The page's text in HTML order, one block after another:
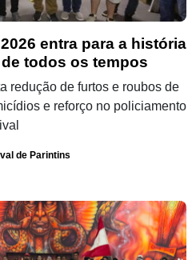
entra para a história
todos os tempos
redução de furtos e roubos de
e reforço no policiamento
de Parintins